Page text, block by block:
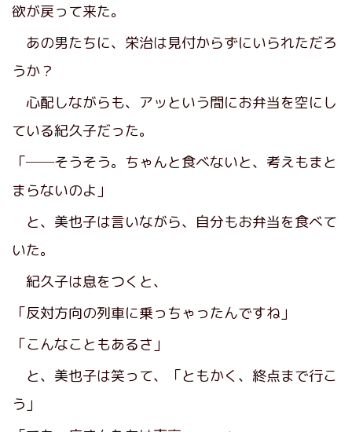
欲が戻って来た。
あの男たちに、栄治は見付からずにいられただろ
うか？
心配しながらも、アッという間にお弁当を空にし
ている紀久子だった。
「──そうそう。ちゃんと食べないと、考えもまと
まらないのよ」
と、美也子は言いながら、自分もお弁当を食べて
いた。
紀久子は息をつくと、
「反対方向の列車に乗っちゃったんですね」
「こんなこともあるさ」
と、美也子は笑って、「ともかく、終点まで行こ
う」